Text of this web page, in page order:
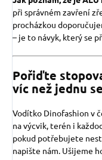
při správném zavření
procházkou
– je to návyk, který se
Pořiďte
víc než jednu
Vodítko Dinofashion v
na výcvik, terén i
pokud potřebujete
napište nám. Ušijeme